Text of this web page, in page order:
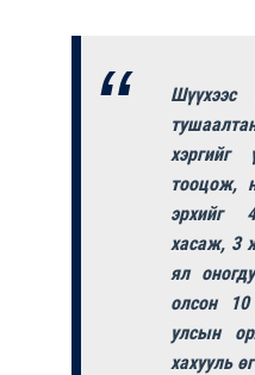
хэргийг
тооцож,
эрхийг
хасаж, 3
ял
олсон 10
улсын
хахууль